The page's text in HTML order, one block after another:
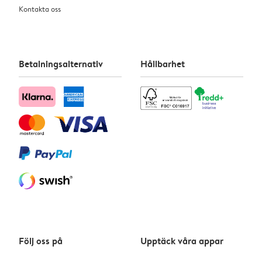
Kontakta oss
Betalningsalternativ Hållbarhet
Följ oss på Upptäck våra appar